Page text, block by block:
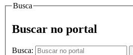
Busca
Buscar no portal
Busca: